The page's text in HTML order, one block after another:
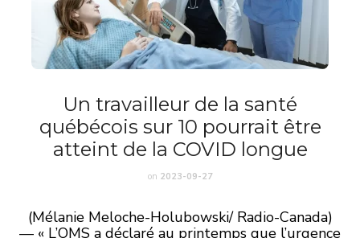
Un travailleur de la santé
québécois sur 10 pourrait être
atteint de la COVID longue
on 2023-09-27
(Mélanie Meloche-Holubowski/ Radio-Canada)
— « L’OMS a déclaré au printemps que l’urgence